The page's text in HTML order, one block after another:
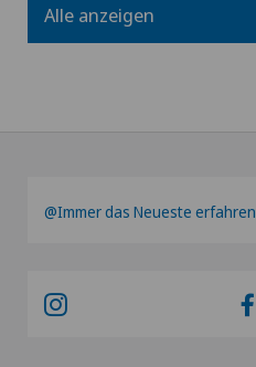
Alle anzeigen
@Immer das Neueste erfahren